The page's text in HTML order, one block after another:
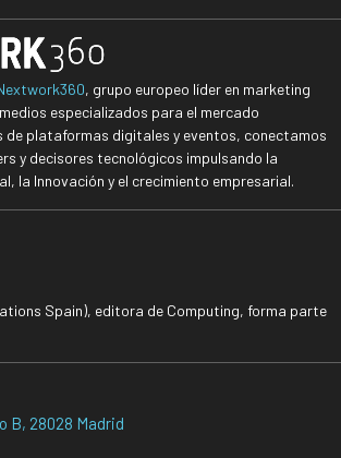
, grupo europeo líder en marketing
especializados para el mercado
de plataformas digitales y eventos, conectamos
y decisores tecnológicos impulsando la
la Innovación y el crecimiento empresarial.
Spain), editora de Computing, forma parte
B, 28028 Madrid